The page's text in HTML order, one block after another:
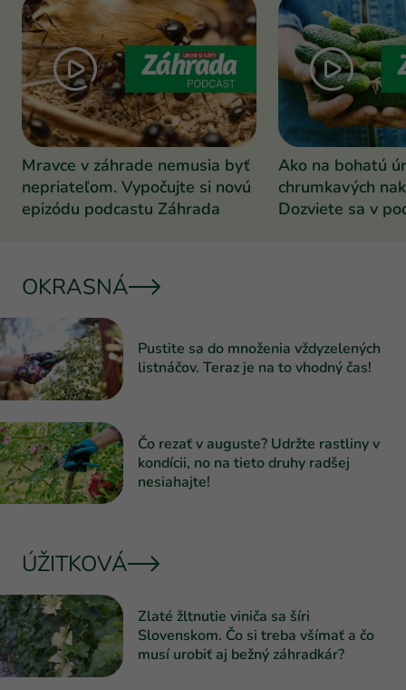
Mravce v záhrade nemusia byť
nepriateľom. Vypočujte si novú
epizódu podcastu Záhrada
Ako na bohatú
chrumkavých
Dozviete sa v
OKRASNÁ
Pustite sa do množenia vždyzelených
listnáčov. Teraz je na to vhodný čas!
Čo rezať v auguste? Udržte rastliny v
kondícii, no na tieto druhy radšej
nesiahajte!
ÚŽITKOVÁ
Zlaté žltnutie viniča sa šíri
Slovenskom. Čo si treba všímať a čo
musí urobiť aj bežný záhradkár?